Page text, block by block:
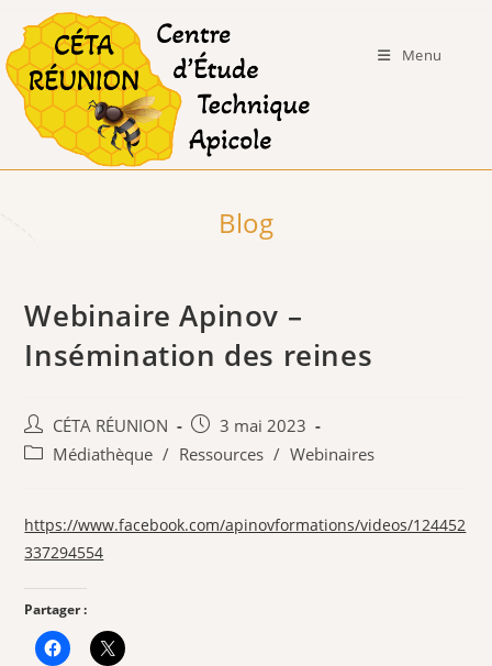
content
Menu
Blog
Webinaire Apinov –
Insémination des reines
Auteur/autrice
de
CÉTA RÉUNION
Publication
publiée :
3 mai 2023
PostMédiathèque / Ressources / Webinaires
https://www.facebook.com/apinovformations/videos/124452
337294554
Partager :